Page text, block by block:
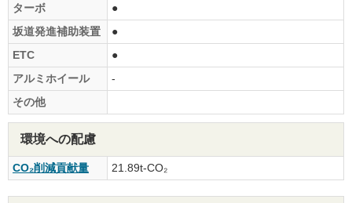
ターボ
●
坂道発進補助装置
●
ETC
●
アルミホイール
-
その他
環境への配慮
CO₂削減貢献量 21.89t-CO₂